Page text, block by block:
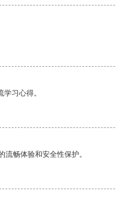
习心得。
畅体验和安全性保护。